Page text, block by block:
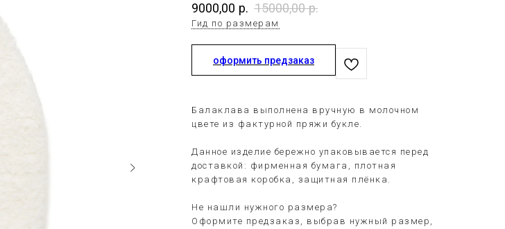
9000,00 р. 15000,00 р.
Гид по размерам
оформить предзаказ
Балаклава выполнена вручную в молочном
цвете из фактурной пряжи букле.
Данное изделие бережно упаковывается перед
доставкой: фирменная бумага, плотная
крафтовая коробка, защитная плёнка.
Не нашли нужного размера?
Оформите предзаказ, выбрав нужный размер,